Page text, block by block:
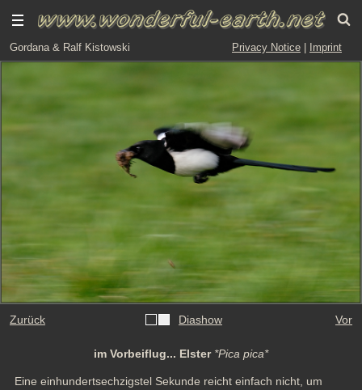
Gordana & Ralf Kistowski Privacy Notice Imprint
Zurück Diashow Vor
im Vorbeiflug... Elster *Pica pica*
Eine einhundertsechzigstel Sekunde reicht einfach nicht, um